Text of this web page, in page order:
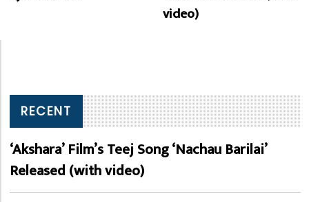
video)
RECENT
‘Akshara’ Film’s Teej Song ‘Nachau Barilai’
Released (with video)